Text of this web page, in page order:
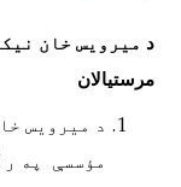
د میرویس خان
مرستیالان
د میرویس
مؤسسې په